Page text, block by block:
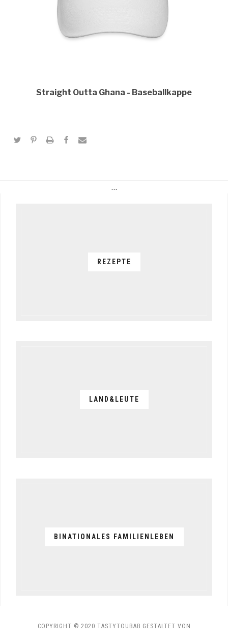
Straight Outta Ghana Baseballkappe
…
REZEPTE
LAND&LEUTE
BINATIONALES FAMILIENLEBEN
COPYRIGHT © 2020 TASTYTOUBAB GESTALTET VON